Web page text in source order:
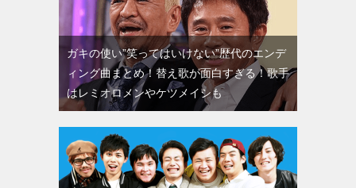
ガキの使い”笑ってはいけない”歴代のエンデ
ィング曲まとめ！替え歌が面白すぎる！歌手
はレミオロメンやケツメイシも